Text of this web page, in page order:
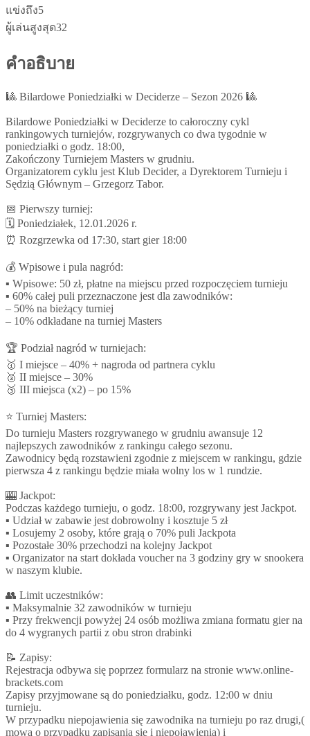
แข่งถึง5
ผู้เล่นสูงสุด32
คำอธิบาย
🎱 Bilardowe Poniedziałki w Deciderze – Sezon 2026 🎱
Bilardowe Poniedziałki w Deciderze to całoroczny cykl
rankingowych turniejów, rozgrywanych co dwa tygodnie w
poniedziałki o godz. 18:00,
Zakończony Turniejem Masters w grudniu.
Organizatorem cyklu jest Klub Decider, a Dyrektorem Turnieju i
Sędzią Głównym – Grzegorz Tabor.
📅 Pierwszy turniej:
🗓 Poniedziałek, 12.01.2026 r.
⏰ Rozgrzewka od 17:30, start gier 18:00
💰 Wpisowe i pula nagród:
▪ Wpisowe: 50 zł, płatne na miejscu przed rozpoczęciem turnieju
▪ 60% całej puli przeznaczone jest dla zawodników:
– 50% na bieżący turniej
– 10% odkładane na turniej Masters
🏆 Podział nagród w turniejach:
🥇 I miejsce – 40% + nagroda od partnera cyklu
🥈 II miejsce – 30%
🥉 III miejsca (x2) – po 15%
⭐ Turniej Masters:
Do turnieju Masters rozgrywanego w grudniu awansuje 12
najlepszych zawodników z rankingu całego sezonu.
Zawodnicy będą rozstawieni zgodnie z miejscem w rankingu, gdzie
pierwsza 4 z rankingu będzie miała wolny los w 1 rundzie.
🎰 Jackpot:
Podczas każdego turnieju, o godz. 18:00, rozgrywany jest Jackpot.
▪ Udział w zabawie jest dobrowolny i kosztuje 5 zł
▪ Losujemy 2 osoby, które grają o 70% puli Jackpota
▪ Pozostałe 30% przechodzi na kolejny Jackpot
▪ Organizator na start dokłada voucher na 3 godziny gry w snookera
w naszym klubie.
👥 Limit uczestników:
▪ Maksymalnie 32 zawodników w turnieju
▪ Przy frekwencji powyżej 24 osób możliwa zmiana formatu gier na
do 4 wygranych partii z obu stron drabinki
📝 Zapisy:
Rejestracja odbywa się poprzez formularz na stronie www.online-
brackets.com
Zapisy przyjmowane są do poniedziałku, godz. 12:00 w dniu
turnieju.
W przypadku niepojawienia się zawodnika na turnieju po raz drugi,(
mowa o przypadku zapisania się i niepojawienia) i